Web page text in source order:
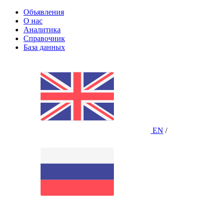
Объявления
О нас
Аналитика
Справочник
База данных
EN /